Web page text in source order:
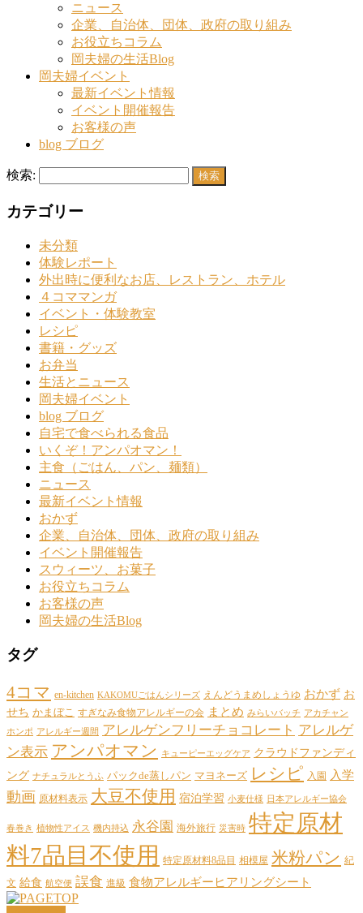
ニュース
企業、自治体、団体、政府の取り組み
お役立ちコラム
岡夫婦の生活Blog
岡夫婦イベント
最新イベント情報
イベント開催報告
お客様の声
blog ブログ
検索:
カテゴリー
未分類
体験レポート
外出時に便利なお店、レストラン、ホテル
４コママンガ
イベント・体験教室
レシピ
書籍・グッズ
お弁当
生活とニュース
岡夫婦イベント
blog ブログ
自宅で食べられる食品
いくぞ！アンパオマン！
主食（ごはん、パン、麺類）
ニュース
最新イベント情報
おかず
企業、自治体、団体、政府の取り組み
イベント開催報告
スウィーツ、お菓子
お役立ちコラム
お客様の声
岡夫婦の生活Blog
タグ
4コマ en-kitchen KAKOMUごはんシリーズ えんどうまめしょうゆ おかず お
せち かまぼこ すぎなみ食物アレルギーの会 まとめ みらいバッチ アカチャン
ホンポ アレルギー週間 アレルゲンフリーチョコレート アレルゲ
ン表示 アンパオマン キューピーエッグケア クラウドファンディ
ング ナチュラルとうふ パックde蒸しパン マヨネーズ レシピ 入園 入学
動画 原材料表示 大豆不使用 宿泊学習 小麦仕様 日本アレルギー協会
春巻き 植物性アイス 機内持込 永谷園 海外旅行 災害時 特定原材
料7品目不使用
特定原材料8品目 相模屋 米粉パン 紀
文 給食 航空便 誤食 進級 食物アレルギーヒアリングシート